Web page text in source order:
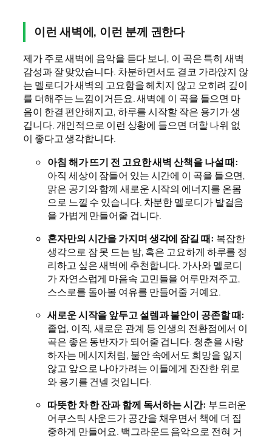
이런 새벽에, 이런 분께 권한다
제가 주로 새벽에 음악을 듣다 보니, 이 곡은 특히 새벽
감성과 잘 맞았습니다. 차분하면서도 결코 가라앉지 않
는 멜로디가 새벽의 고요함을 헤치지 않고 오히려 깊이
를 더해주는 느낌이거든요. 새벽에 이 곡을 들으면 마
음이 한결 편안해지고, 하루를 시작할 작은 용기가 생
깁니다. 개인적으로 이런 상황에 들으면 더할 나위 없
이 좋다고 생각합니다.
아침 해가 뜨기 전 고요한 새벽 산책을 나설 때:
아직 세상이 잠들어 있는 시간에 이 곡을 들으면,
맑은 공기와 함께 새로운 시작의 에너지를 온몸
으로 느낄 수 있습니다. 차분한 멜로디가 발걸음
을 가볍게 만들어줄 겁니다.
혼자만의 시간을 가지며 생각에 잠길 때: 복잡한
생각으로 잠 못 드는 밤, 혹은 고요하게 하루를 정
리하고 싶은 새벽에 추천합니다. 가사와 멜로디
가 자연스럽게 마음속 고민들을 어루만져주고,
스스로를 돌아볼 여유를 만들어줄 거예요.
새로운 시작을 앞두고 설렘과 불안이 공존할 때:
졸업, 이직, 새로운 관계 등 인생의 전환점에서 이
곡은 좋은 동반자가 되어줄 겁니다. 청춘을 사랑
하자는 메시지처럼, 불안 속에서도 희망을 잃지
않고 앞으로 나아가려는 이들에게 잔잔한 위로
와 용기를 건넬 것입니다.
따뜻한 차 한 잔과 함께 독서하는 시간: 부드러운
어쿠스틱 사운드가 공간을 채우면서 책에 더 집
중하게 만들어요. 백그라운드 음악으로 전혀 거